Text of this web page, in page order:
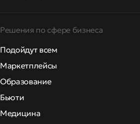
Решения по сфере бизнеса
Подойдут всем
Маркетплейсы
Образование
Бьюти
Медицина